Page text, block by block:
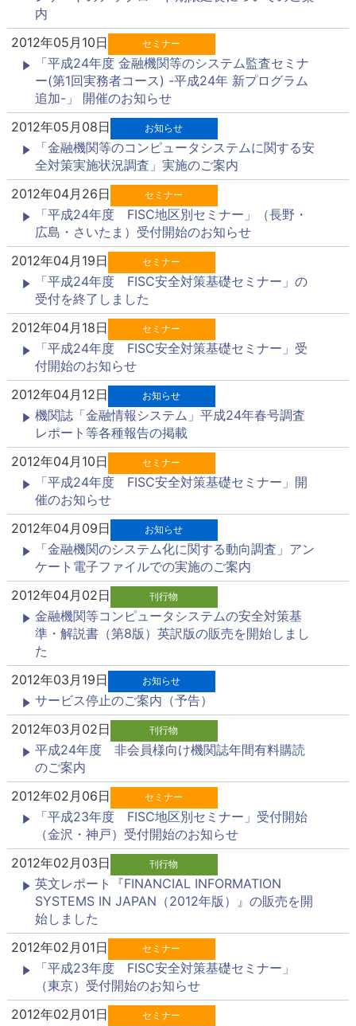
内
2012年05月10日
セミナー
「平成24年度 金融機関等のシステム監査セミナ
ー(第1回実務者コース) -平成24年 新プログラム
追加-」 開催のお知らせ
2012年05月08日
お知らせ
「金融機関等のコンピュータシステムに関する安
全対策実施状況調査」実施のご案内
2012年04月26日
セミナー
「平成24年度 FISC地区別セミナー」（長野・
広島・さいたま）受付開始のお知らせ
2012年04月19日
セミナー
「平成24年度 FISC安全対策基礎セミナー」の
受付を終了しました
2012年04月18日
セミナー
「平成24年度 FISC安全対策基礎セミナー」受
付開始のお知らせ
2012年04月12日
お知らせ
機関誌「金融情報システム」平成24年春号調査
レポート等各種報告の掲載
2012年04月10日
セミナー
「平成24年度 FISC安全対策基礎セミナー」開
催のお知らせ
2012年04月09日
お知らせ
「金融機関のシステム化に関する動向調査」アン
ケート電子ファイルでの実施のご案内
2012年04月02日
刊行物
金融機関等コンピュータシステムの安全対策基
準・解説書（第8版）英訳版の販売を開始しまし
た
2012年03月19日
お知らせ
サービス停止のご案内（予告）
2012年03月02日
刊行物
平成24年度 非会員様向け機関誌年間有料購読
のご案内
2012年02月06日
セミナー
「平成23年度 FISC地区別セミナー」受付開始
（金沢・神戸）受付開始のお知らせ
2012年02月03日
刊行物
英文レポート『FINANCIAL INFORMATION
SYSTEMS IN JAPAN（2012年版）』の販売を開
始しました
2012年02月01日
セミナー
「平成23年度 FISC安全対策基礎セミナー」
（東京）受付開始のお知らせ
2012年02月01日
セミナー